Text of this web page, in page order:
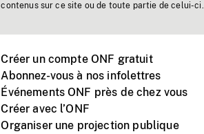
contenus sur ce site ou de toute partie de celui-ci.
Créer un compte ONF gratuit
Abonnez-vous à nos infolettres
Événements ONF près de chez vous
Créer avec l’ONF
Organiser une projection publique